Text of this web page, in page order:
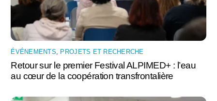
ÉVÉNEMENTS, PROJETS ET RECHERCHE
Retour sur le premier Festival ALPIMED+ : l’eau
au cœur de la coopération transfrontalière